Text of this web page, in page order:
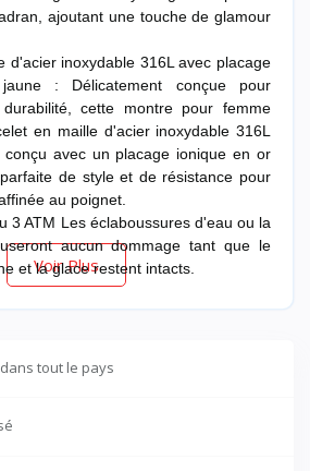
ajoutant une touche de glamour
d'acier inoxydable 316L avec placage
: Délicatement conçue pour
cette montre pour femme
en maille d'acier inoxydable 316L
conçu avec un placage ionique en or
de style et de résistance pour
au poignet.
3 ATM Les éclaboussures d'eau ou la
aucun dommage tant que le
et la glace restent intacts.
Voir Plus
tout le pays